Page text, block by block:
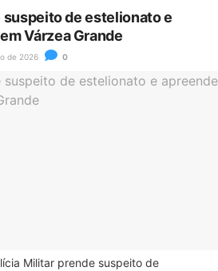
de estelionato e
Várzea Grande
de 2026 0
Militar prende suspeito de